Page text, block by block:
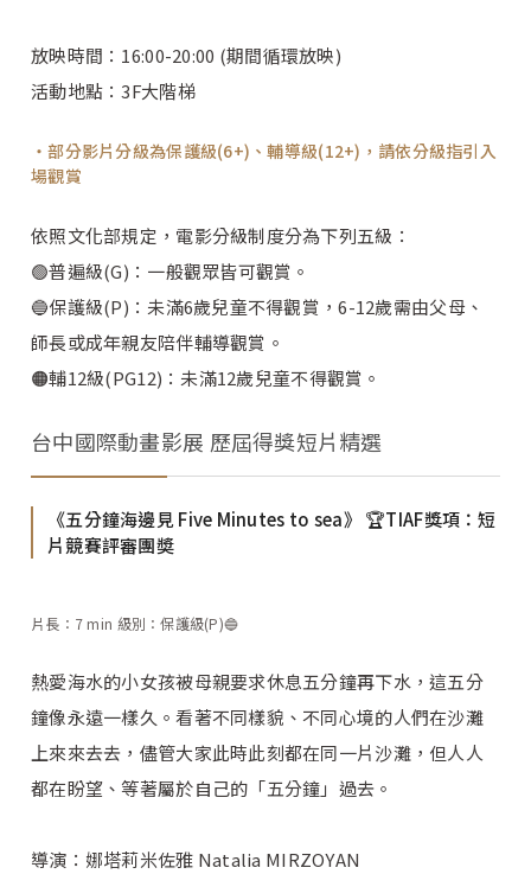
放映時間：16:00-20:00 (期間循環放映)
活動地點：3F大階梯
部分影片分級為保護級(6+)、輔導級(12+)，請依分級指引入
場觀賞
依照文化部規定，電影分級制度分為下列五級：
🟢普遍級(G)：一般觀眾皆可觀賞。
🔵保護級(P)：未滿6歲兒童不得觀賞，6-12歲需由父母、
師長或成年親友陪伴輔導觀賞。
🟠輔12級(PG12)：未滿12歲兒童不得觀賞。
台中國際動畫影展 歷屆得獎短片精選
《五分鐘海邊見 Five Minutes to sea》 🏆TIAF獎項：短
片競賽評審團奬
片長：7 min 級別：保護級(P)🔵
熱愛海水的小女孩被母親要求休息五分鐘再下水，這五分
鐘像永遠一樣久。看著不同樣貌、不同心境的人們在沙灘
上來來去去，儘管大家此時此刻都在同一片沙灘，但人人
都在盼望、等著屬於自己的「五分鐘」過去。
導演：娜塔莉米佐雅 Natalia MIRZOYAN